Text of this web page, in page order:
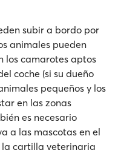
subir a bordo por
animales pueden
los camarotes aptos
coche (si su dueño
pequeños y los
en las zonas
es necesario
a las mascotas en el
la cartilla veterinaria